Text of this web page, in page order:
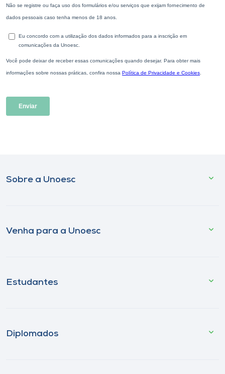
Sobre a Unoesc
Venha para a Unoesc
Estudantes
Diplomados